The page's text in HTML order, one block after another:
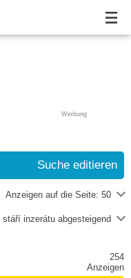
Werbung
Suche editieren
Anzeigen auf die Seite: 50
stáří inzerátu abgesteigend
254
Anzeigen